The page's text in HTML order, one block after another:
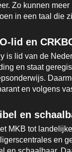
Zo kunnen
in een taal die
lid en
is lid van de
en staat
en volgens
en
MKB tot
en